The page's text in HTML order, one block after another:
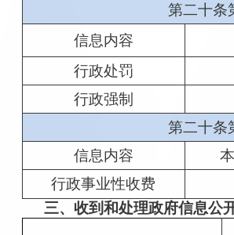
第二十条
信息内容
行政处罚
行政强制
第二十条
信息内容
行政事业性收费
三、收到和处理政府信息公